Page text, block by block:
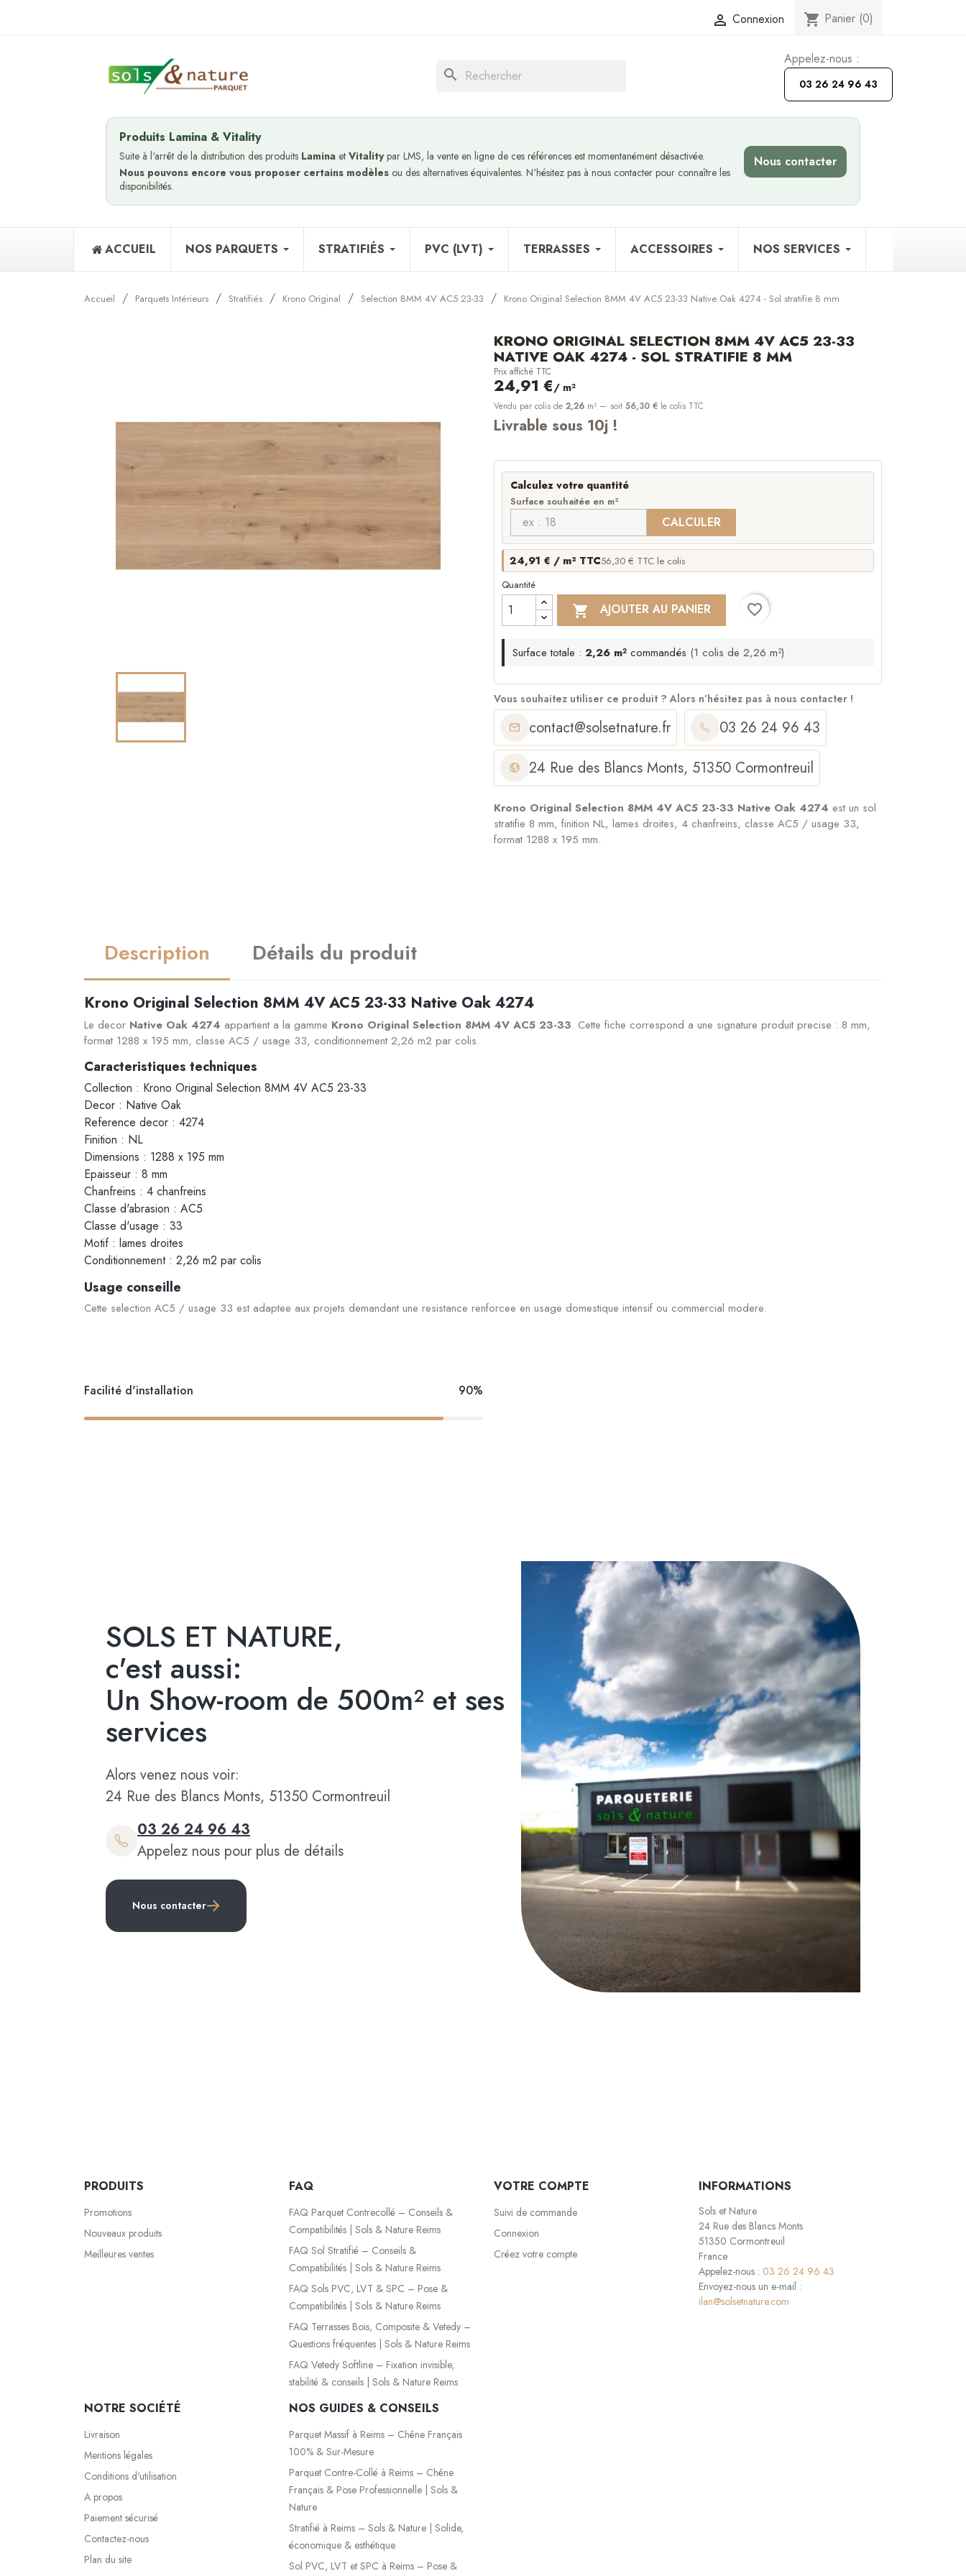
 Connexion shopping_cart Panier (0)
search
Appelez-nous :
03 26 24 96 43
Produits Lamina & Vitality
Suite à l'arrêt de la distribution des produits Lamina et Vitalitypar LMS, la vente en ligne de ces références est momentanément désactivée.
Nous pouvons encore vous proposer certains modèles ou des alternatives équivalentes. N'hésitez pas à nous contacter pour connaître les
disponibilités.
Nous contacter
ACCUEIL NOS PARQUETS STRATIFIÉS PVC (LVT) TERRASSES ACCESSOIRES NOS SERVICES
Accueil Parquets Intérieurs Stratifiés Krono Original Selection 8MM 4V AC5 23-33 Krono Original Selection 8MM 4V AC5 23-33 Native Oak 4274 - Sol stratifie 8 mm
KRONO ORIGINAL SELECTION 8MM 4V AC5 23-33
NATIVE OAK 4274 - SOL STRATIFIE 8 MM
Prix affiché TTC
24,91 €/ m²
Vendu par colis de 2,26 m² — soit 56,30 € le colis TTC
Livrable sous 10j !
Calculez votre quantité
Surface souhaitée en m²
CALCULER
24,91 € / m² TTC56,30 € TTC le colis
Quantité
 AJOUTER AU PANIER favorite_border
Surface totale : 2,26 m²commandés (1 colis de 2,26 m²)
Vous souhaitez utiliser ce produit ?Alors n’hésitez pas à nous contacter !
contact@solsetnature.fr
03 26 24 96 43
24 Rue des Blancs Monts, 51350 Cormontreuil
Krono Original Selection 8MM 4V AC5 23-33 Native Oak 4274 est un sol
stratifie 8 mm, finition NL, lames droites, 4 chanfreins, classe AC5 / usage 33,
format 1288 x 195 mm.
Description Détails du produit
Krono Original Selection 8MM 4V AC5 23-33 Native Oak 4274
Le decor Native Oak 4274 appartient a la gamme Krono Original Selection 8MM 4V AC5 23-33. Cette fiche correspond a une signature produit precise : 8 mm,
format 1288 x 195 mm, classe AC5 / usage 33, conditionnement 2,26 m2 par colis.
Caracteristiques techniques
Collection : Krono Original Selection 8MM 4V AC5 23-33
Decor : Native Oak
Reference decor : 4274
Finition : NL
Dimensions : 1288 x 195 mm
Epaisseur : 8 mm
Chanfreins : 4 chanfreins
Classe d'abrasion : AC5
Classe d'usage : 33
Motif : lames droites
Conditionnement : 2,26 m2 par colis
Usage conseille
Cette selection AC5 / usage 33 est adaptee aux projets demandant une resistance renforcee en usage domestique intensif ou commercial modere.
Facilité d'installation 90%
SOLS ET NATURE,
c'est aussi:
Un Show-room de 500m² et ses
services
Alors venez nous voir:
24 Rue des Blancs Monts, 51350 Cormontreuil
03 26 24 96 43
Appelez nous pour plus de détails
Nous contacter
PRODUITS
Promotions
Nouveaux produits
Meilleures ventes
FAQ
FAQ Parquet Contrecollé – Conseils &
Compatibilités | Sols & Nature Reims
FAQ Sol Stratifié – Conseils &
Compatibilités | Sols & Nature Reims
FAQ Sols PVC, LVT & SPC – Pose &
Compatibilités | Sols & Nature Reims
FAQ Terrasses Bois, Composite & Vetedy –
Questions fréquentes | Sols & Nature Reims
FAQ Vetedy Softline – Fixation invisible,
stabilité & conseils | Sols & Nature Reims
NOTRE SOCIÉTÉ
Livraison
Mentions légales
Conditions d'utilisation
A propos
Paiement sécurisé
Contactez-nous
Plan du site
NOS GUIDES & CONSEILS
Parquet Massif à Reims – Chêne Français
100% & Sur-Mesure
Parquet Contre-Collé à Reims – Chêne
Français & Pose Professionnelle | Sols &
Nature
Stratifié à Reims – Sols & Nature | Solide,
économique & esthétique
Sol PVC, LVT et SPC à Reims – Pose &
VOTRE COMPTE
Suivi de commande
Connexion
Créez votre compte
INFORMATIONS
Sols et Nature
24 Rue des Blancs Monts
51350 Cormontreuil
France
Appelez-nous : 03 26 24 96 43
Envoyez-nous un e-mail :
ilan@solsetnature.com